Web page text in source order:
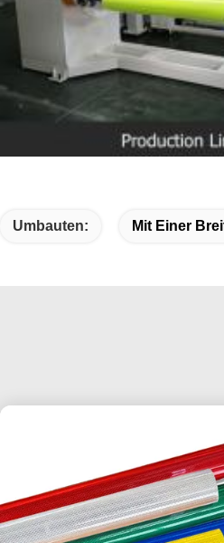
Umbauten: Mit Einer